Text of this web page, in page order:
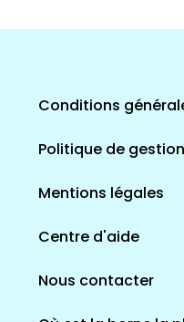
Conditions
Politique de
Mentions légales
Centre d'aide
Nous contacter